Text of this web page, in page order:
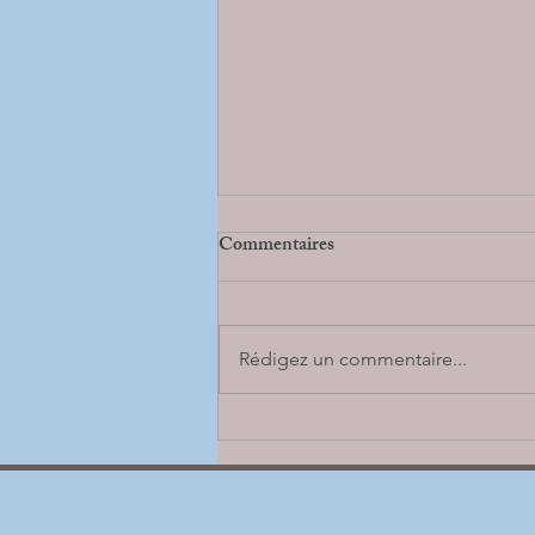
Commentaires
Rédigez un commentaire...